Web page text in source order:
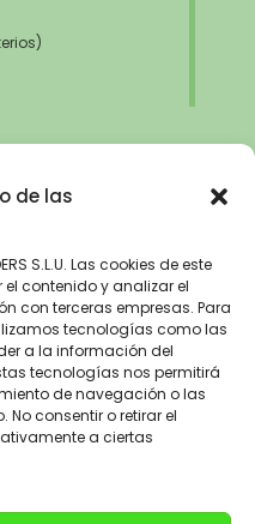
de las
S.L.U. Las cookies de este
contenido y analizar el
con terceras empresas. Para
tecnologías como las
a la información del
tecnologías nos permitirá
de navegación o las
consentir o retirar el
a ciertas
Política de Cookies –Trabaja con
una ayuda de 2900€ para
dentro del Programa de